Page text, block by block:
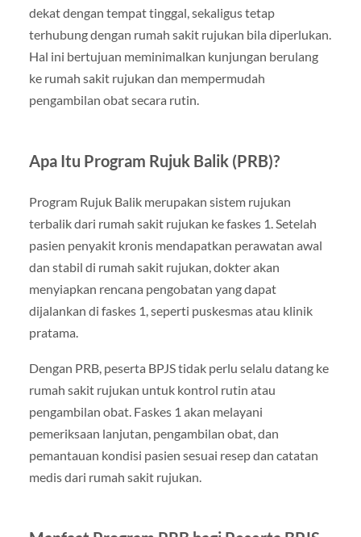
dekat dengan tempat tinggal, sekaligus tetap
terhubung dengan rumah sakit rujukan bila diperlukan.
Hal ini bertujuan meminimalkan kunjungan berulang
ke rumah sakit rujukan dan mempermudah
pengambilan obat secara rutin.
Apa Itu Program Rujuk Balik (PRB)?
Program Rujuk Balik merupakan sistem rujukan
terbalik dari rumah sakit rujukan ke faskes 1. Setelah
pasien penyakit kronis mendapatkan perawatan awal
dan stabil di rumah sakit rujukan, dokter akan
menyiapkan rencana pengobatan yang dapat
dijalankan di faskes 1, seperti puskesmas atau klinik
pratama.
Dengan PRB, peserta BPJS tidak perlu selalu datang ke
rumah sakit rujukan untuk kontrol rutin atau
pengambilan obat. Faskes 1 akan melayani
pemeriksaan lanjutan, pengambilan obat, dan
pemantauan kondisi pasien sesuai resep dan catatan
medis dari rumah sakit rujukan.